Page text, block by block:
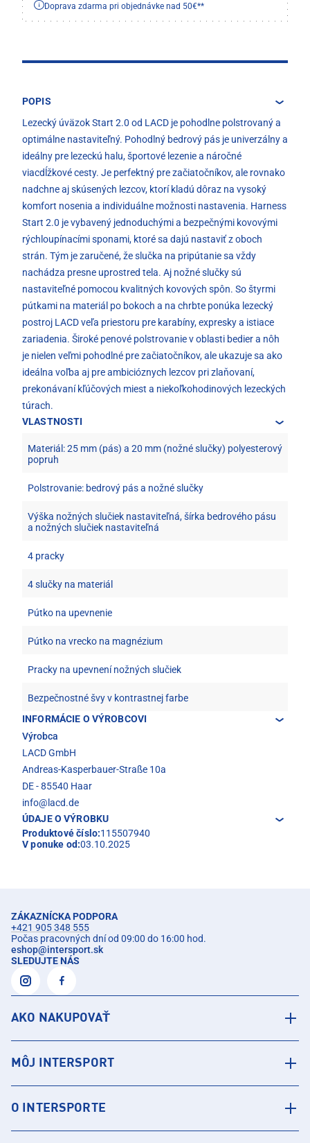
Doprava zdarma pri objednávke nad 50€**
POPIS
Lezecký úväzok Start 2.0 od LACD je pohodlne polstrovaný a
optimálne nastaviteľný. Pohodlný bedrový pás je univerzálny a
ideálny pre lezeckú halu, športové lezenie a náročné
viacdĺžkové cesty. Je perfektný pre začiatočníkov, ale rovnako
nadchne aj skúsených lezcov, ktorí kladú dôraz na vysoký
komfort nosenia a individuálne možnosti nastavenia. Harness
Start 2.0 je vybavený jednoduchými a bezpečnými kovovými
rýchloupínacími sponami, ktoré sa dajú nastaviť z oboch
strán. Tým je zaručené, že slučka na pripútanie sa vždy
nachádza presne uprostred tela. Aj nožné slučky sú
nastaviteľné pomocou kvalitných kovových spôn. So štyrmi
pútkami na materiál po bokoch a na chrbte ponúka lezecký
postroj LACD veľa priestoru pre karabíny, expresky a istiace
zariadenia. Široké penové polstrovanie v oblasti bedier a nôh
je nielen veľmi pohodlné pre začiatočníkov, ale ukazuje sa ako
ideálna voľba aj pre ambicióznych lezcov pri zlaňovaní,
prekonávaní kľúčových miest a niekoľkohodinových lezeckých
túrach.
VLASTNOSTI
Materiál: 25 mm (pás) a 20 mm (nožné slučky) polyesterový
popruh
Polstrovanie: bedrový pás a nožné slučky
Výška nožných slučiek nastaviteľná, šírka bedrového pásu
a nožných slučiek nastaviteľná
4 pracky
4 slučky na materiál
Pútko na upevnenie
Pútko na vrecko na magnézium
Pracky na upevnení nožných slučiek
Bezpečnostné švy v kontrastnej farbe
INFORMÁCIE O VÝROBCOVI
Výrobca
LACD GmbH
Andreas-Kasperbauer-Straße 10a
DE - 85540 Haar
info@lacd.de
ÚDAJE O VÝROBKU
Produktové číslo:115507940
V ponuke od:03.10.2025
ZÁKAZNÍCKA PODPORA
+421 905 348 555
Počas pracovných dní od 09:00 do 16:00 hod.
eshop@intersport.sk
SLEDUJTE NÁS
AKO NAKUPOVAŤ
MÔJ INTERSPORT
O INTERSPORTE